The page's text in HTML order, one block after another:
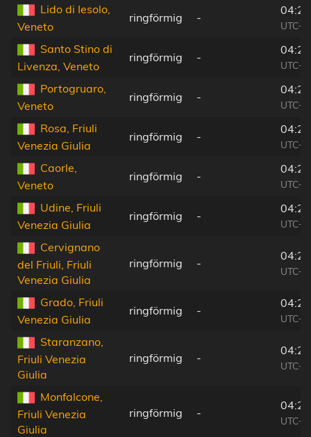
Lido di Iesolo,
Veneto
ringförmig -
Santo Stino di
Livenza, Veneto
ringförmig -
Portogruaro,
Veneto
ringförmig -
Rosa, Friuli
Venezia Giulia
ringförmig -
Caorle,
Veneto
ringförmig -
Udine, Friuli
Venezia Giulia
ringförmig -
Cervignano
del Friuli, Friuli
Venezia Giulia
ringförmig -
Grado, Friuli
Venezia Giulia
ringförmig -
Staranzano,
Friuli Venezia
Giulia
ringförmig -
Monfalcone,
Friuli Venezia
Giulia
ringförmig -